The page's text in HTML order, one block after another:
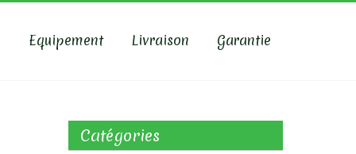
Equipement Livraison Garantie
Catégories